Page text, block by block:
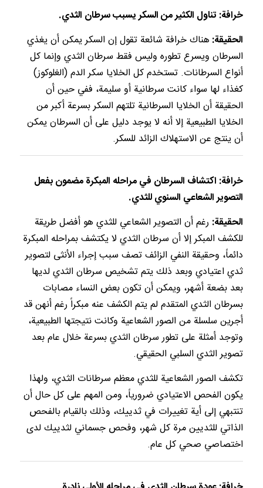
خرافة: تناول الكثير من السكر يسبب سرطان الثدي.
الحقيقة: هناك خرافة شائعة تقول إن السكر يمكن أن يغذي
السرطان ويسرع تطوره وليس فقط سرطان الثدي وإنما كل
أنواع السرطانات. تستخدم كل الخلايا سكر الدم (الغلوكوز)
كغذاء لها سواء كانت سرطانية أو سليمة، ففي حين أن
الحقيقة أن الخلايا السرطانية تلتهم السكر بسرعة أكبر من
الخلايا الطبيعية إلا أنه لا يوجد دليل على أن السرطان يمكن
أن ينتج عن الاستهلاك الزائد للسكر.
خرافة: اكتشاف السرطان في مراحله المبكرة مضمون بفعل
التصوير الشعاعي السنوي للثدي.
الحقيقة: رغم أن التصوير الشعاعي للثدي هو أفضل طريقة
للكشف المبكر إلا أن سرطان الثدي لا يكتشف بمراحله المبكرة
دائماً، وحقيقة النفي الزائف تصف سبب إجراء الأنثى لتصوير
ثدي اعتيادي وبعد ذلك يتم تشخيص سرطان الثدي لديها
بعد بضعة أشهر، ويمكن أن تكون بعض النساء مصابات
بسرطان الثدي المتقدم لم يتم الكشف عنه مبكراً رغم أنهن قد
أجرين سلسلة من الصور الشعاعية وكانت نتيجتها الطبيعية،
وتوجد أمثلة على تطور سرطان الثدي بسرعة خلال عام بعد
تصوير الثدي السلبي الحقيقي.
تكشف الصور الشعاعية للثدي معظم سرطانات الثدي، ولهذا
يكون الفحص الاعتيادي ضرورياً، ومن المهم على كل حال أن
تنتبهي إلى أية تغييرات في ثدييك، وذلك بالقيام بالفحص
الذاتي للثديين مرة كل شهر، وفحص جسماني لثدييك لدى
اختصاصي صحي كل عام.